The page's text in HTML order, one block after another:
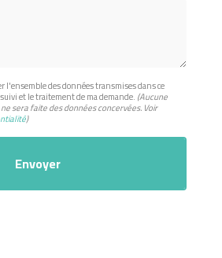
l'ensemble des données transmises dans ce
et le traitement de ma demande.(Aucune
sera faite des données concervées. Voir
)